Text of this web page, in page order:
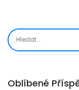
Oblíbené